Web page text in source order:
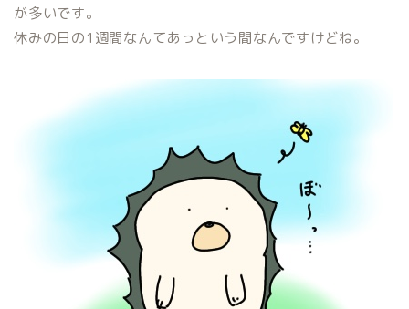
が多いです。
休みの日の1週間なんてあっという間なんですけどね。